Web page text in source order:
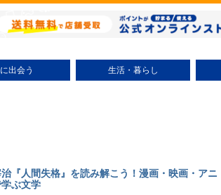
出会う 生活・暮らし
『人間失格』を読み解こう！漫画・映画・アニ
学ぶ文学